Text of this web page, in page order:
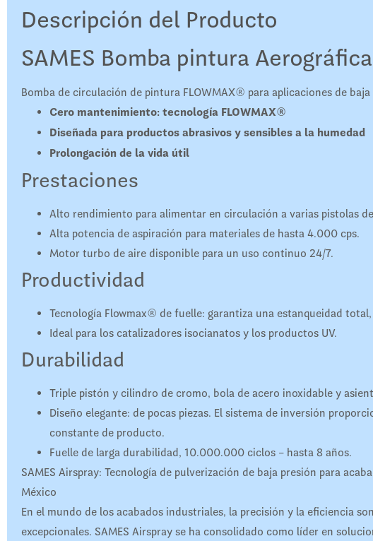
Descripción del Producto
SAMES Bomba pintura
Bomba de circulación de pintura FLOWMAX® para aplicaciones de
Cero mantenimiento: tecnología FLOWMAX®
Diseñada para productos abrasivos y sensibles a la humedad
Prolongación de la vida útil​
Prestaciones
Alto rendimiento para alimentar en circulación a varias pistolas
Alta potencia de aspiración para materiales de hasta 4.000 cps.
Motor turbo de aire disponible para un uso continuo 24/7.
Productividad
Tecnología Flowmax® de fuelle: garantiza una estanqueidad
Ideal para los catalizadores isocianatos y los productos UV.
Durabilidad
Triple pistón y cilindro de cromo, bola de acero inoxidable y
Diseño elegante: de pocas piezas. El sistema de inversión
constante de producto.
Fuelle de larga durabilidad, 10.000.000 ciclos – hasta 8 años.
SAMES Airspray: Tecnología de pulverización de baja presión para
México
En el mundo de los acabados industriales, la precisión y la eficiencia
excepcionales. SAMES Airspray se ha consolidado como líder en